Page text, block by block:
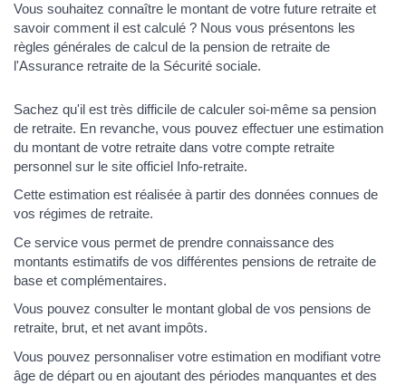
Vous souhaitez connaître le montant de votre future retraite et
savoir comment il est calculé ? Nous vous présentons les
règles générales de calcul de la pension de retraite de
l'Assurance retraite de la Sécurité sociale.
Sachez qu'il est très difficile de calculer soi-même sa pension
de retraite. En revanche, vous pouvez effectuer une estimation
du montant de votre retraite dans votre compte retraite
personnel sur le site officiel Info-retraite.
Cette estimation est réalisée à partir des données connues de
vos régimes de retraite.
Ce service vous permet de prendre connaissance des
montants estimatifs de vos différentes pensions de retraite de
base et complémentaires.
Vous pouvez consulter le montant global de vos pensions de
retraite, brut, et net avant impôts.
Vous pouvez personnaliser votre estimation en modifiant votre
âge de départ ou en ajoutant des périodes manquantes et des